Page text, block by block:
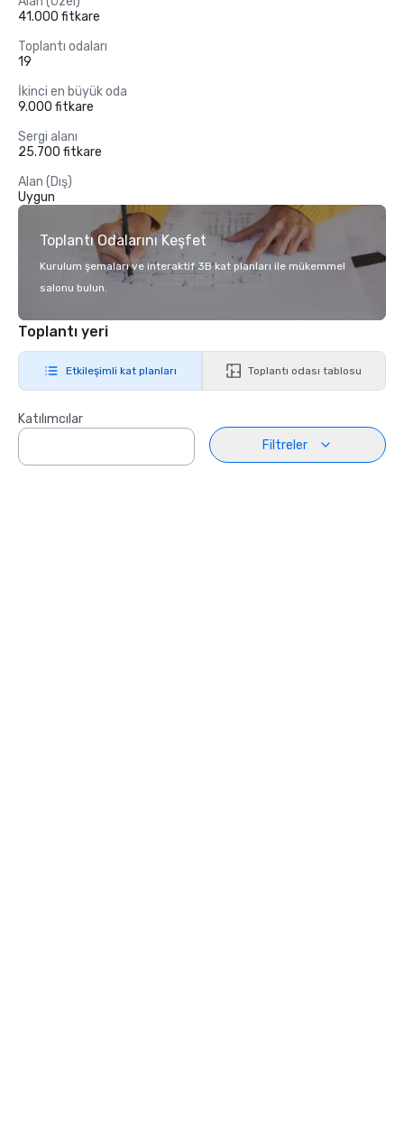
41.000 fitkare
Toplantı odaları
19
İkinci en büyük oda
9.000 fitkare
Sergi alanı
25.700 fitkare
Alan (Dış)
Uygun
Toplantı Odalarını Keşfet
Kurulum şemaları ve interaktif 3B kat planları ile mükemmel
salonu bulun.
Toplantı yeri
Etkileşimli kat planları Toplantı odası tablosu
Katılımcılar
Filtreler